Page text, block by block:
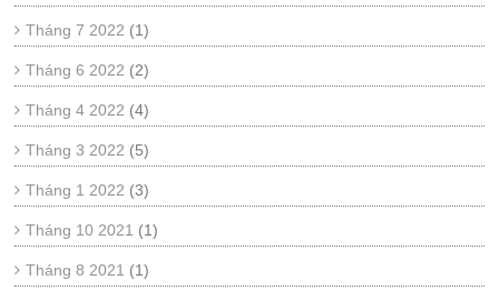
Tháng 7 2022 (1)
Tháng 6 2022 (2)
Tháng 4 2022 (4)
Tháng 3 2022 (5)
Tháng 1 2022 (3)
Tháng 10 2021 (1)
Tháng 8 2021 (1)